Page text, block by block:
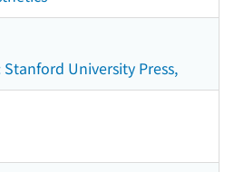
University Press,